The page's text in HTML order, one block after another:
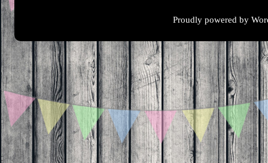
Proudly powered by